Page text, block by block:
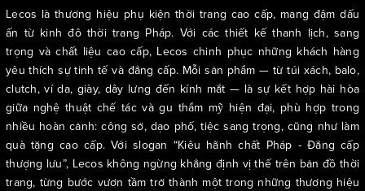
Lecos là thương hiệu phụ kiện thời trang cao cấp, mang đậm dấu
ấn từ kinh đô thời trang Pháp. Với các thiết kế thanh lịch, sang
trọng và chất liệu cao cấp, Lecos chinh phục những khách hàng
yêu thích sự tinh tế và đẳng cấp. Mỗi sản phẩm — từ túi xách, balo,
clutch, ví da, giày, dây lưng đến kính mắt — là sự kết hợp hài hòa
giữa nghệ thuật chế tác và gu thẩm mỹ hiện đại, phù hợp trong
nhiều hoàn cảnh: công sở, dạo phố, tiệc sang trọng, cũng như làm
quà tặng cao cấp. Với slogan “Kiêu hãnh chất Pháp - Đẳng cấp
thượng lưu”, Lecos không ngừng khẳng định vị thế trên bản đồ thời
trang, từng bước vươn tầm trở thành một trong những thương hiệu